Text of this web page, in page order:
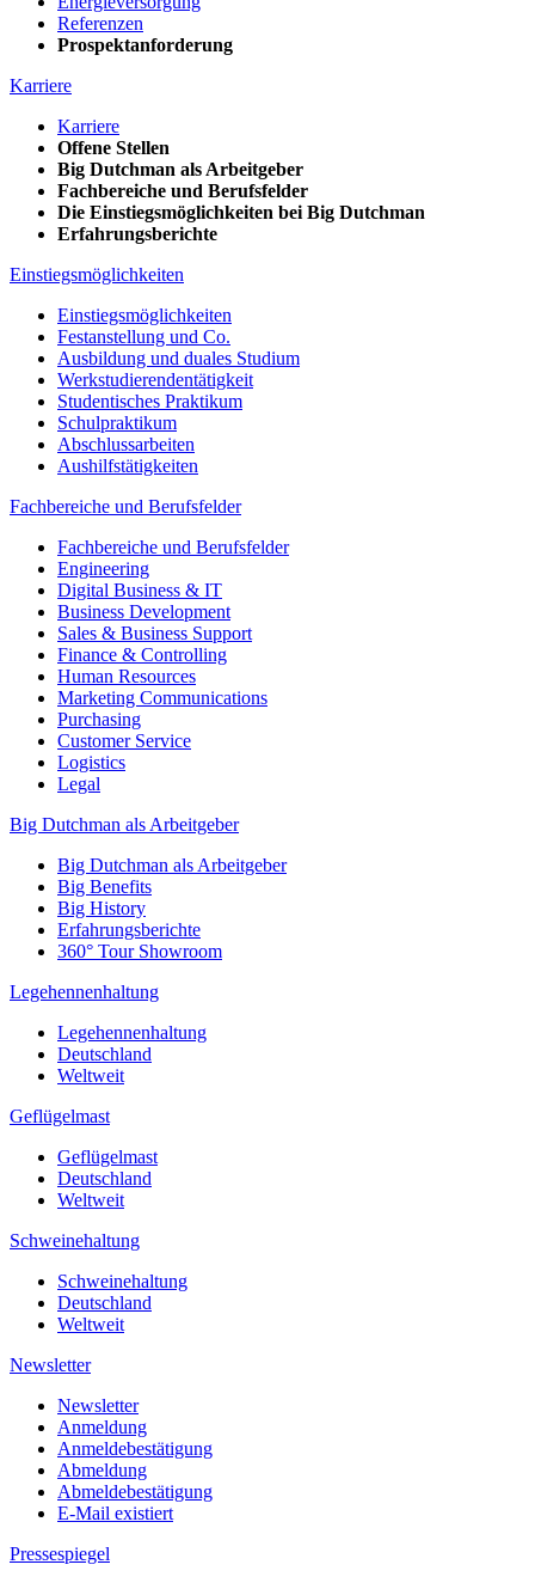
Referenzen
Prospektanforderung
Karriere
Karriere
Offene Stellen
Big Dutchman als Arbeitgeber
Fachbereiche und Berufsfelder
Die Einstiegsmöglichkeiten bei Big Dutchman
Erfahrungsberichte
Einstiegsmöglichkeiten
Einstiegsmöglichkeiten
Festanstellung und Co.
Ausbildung und duales Studium
Werkstudierendentätigkeit
Studentisches Praktikum
Schulpraktikum
Abschlussarbeiten
Aushilfstätigkeiten
Fachbereiche und Berufsfelder
Fachbereiche und Berufsfelder
Engineering
Digital Business & IT
Business Development
Sales & Business Support
Finance & Controlling
Human Resources
Marketing Communications
Purchasing
Customer Service
Logistics
Legal
Big Dutchman als Arbeitgeber
Big Dutchman als Arbeitgeber
Big Benefits
Big History
Erfahrungsberichte
360° Tour Showroom
Legehennenhaltung
Legehennenhaltung
Deutschland
Weltweit
Geflügelmast
Geflügelmast
Deutschland
Weltweit
Schweinehaltung
Schweinehaltung
Deutschland
Weltweit
Newsletter
Newsletter
Anmeldung
Anmeldebestätigung
Abmeldung
Abmeldebestätigung
E-Mail existiert
Pressespiegel